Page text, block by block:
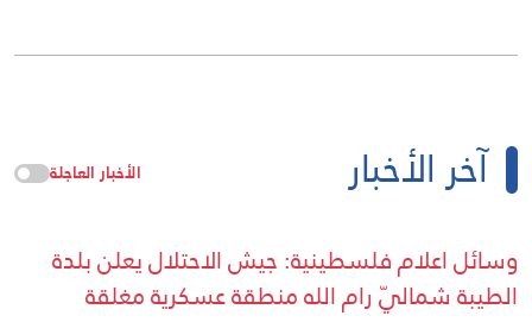
آخر الأخبار الأخبار العاجلة
وسائل اعلام فلسطينية: جيش الاحتلال يعلن بلدة
الطيبة شماليّ رام الله منطقة عسكرية مغلقة